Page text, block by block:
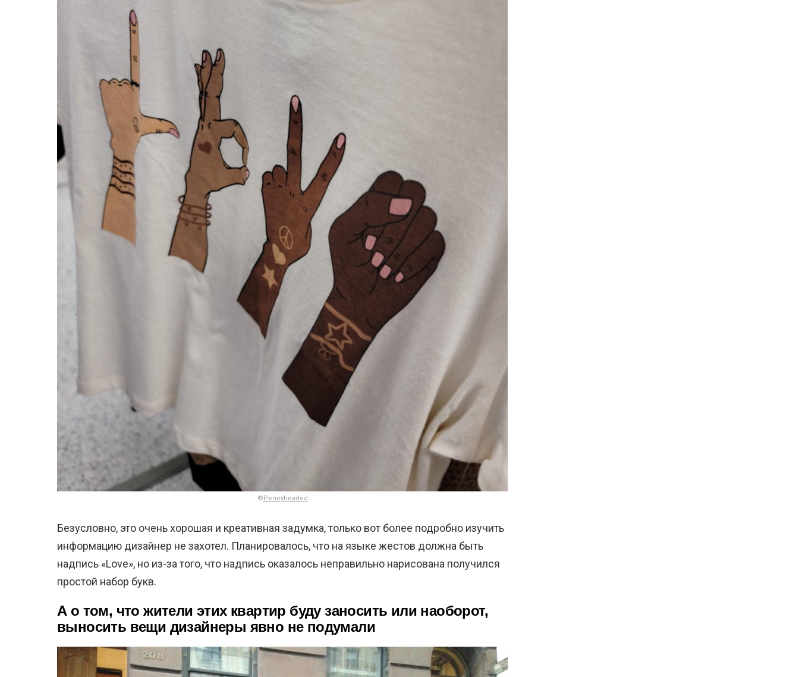
©Pennyheaded
Безусловно, это очень хорошая и креативная задумка, только вот более подробно изучить
информацию дизайнер не захотел. Планировалось, что на языке жестов должна быть
надпись «Love», но из-за того, что надпись оказалось неправильно нарисована получился
простой набор букв.
А о том, что жители этих квартир буду заносить или наоборот,
выносить вещи дизайнеры явно не подумали